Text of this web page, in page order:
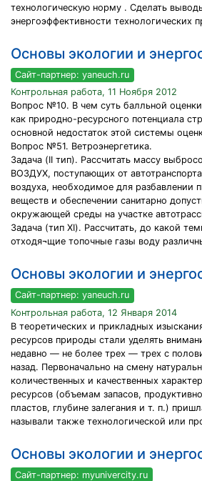
технологическую норму . Сделать
энергоэффективности технологических
Основы экологии и
Сайт-партнер: yaneuch.ru
Контрольная работа, 11 Ноября 2012
Вопрос №10. В чем суть балльной
как природно-ресурсного потенциала
основной недостаток этой системы
Вопрос №51. Ветроэнергетика.
Задача (II тип). Рассчитать массу
ВОЗДУХ, поступающих от
воздуха, необходимое для разбавлении
веществ и обеспечении санитарно
окружающей среды на участке
Задача (тип XI). Рассчитать, до какой
отходя¬щие топочные газы воду
Основы экологии и
Сайт-партнер: yaneuch.ru
Контрольная работа, 12 Января 2014
В теоретических и прикладных
ресурсов природы стали уделять
недавно — не более трех — трех с
назад. Первоначально на смену
количественных и качественных
ресурсов (объемам запасов,
пластов, глубине залегания и т. п.)
называли также технологической или
Основы экологии и
Сайт-партнер: myunivercity.ru